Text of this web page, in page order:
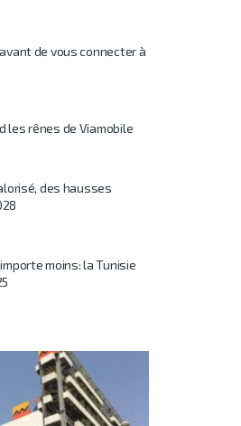
de vous connecter à
les rênes de Viamobile
des hausses
moins: la Tunisie